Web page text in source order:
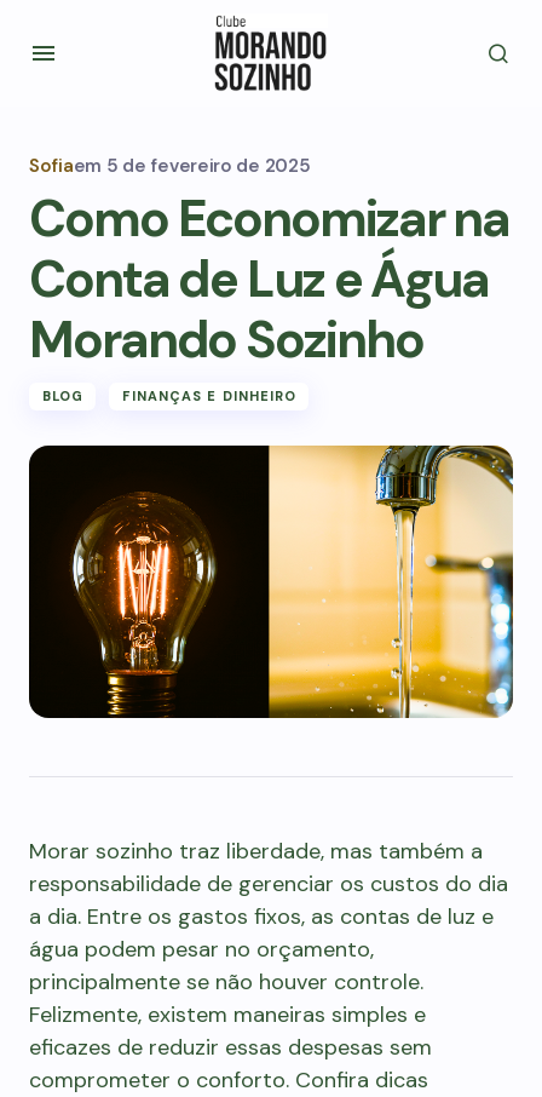
Sofiaem 5 de fevereiro de 2025
Como Economizar na
Conta de Luz e Água
Morando Sozinho
BLOG FINANÇAS E DINHEIRO
Morar sozinho traz liberdade, mas também a
responsabilidade de gerenciar os custos do dia
a dia. Entre os gastos fixos, as contas de luz e
água podem pesar no orçamento,
principalmente se não houver controle.
Felizmente, existem maneiras simples e
eficazes de reduzir essas despesas sem
comprometer o conforto. Confira dicas